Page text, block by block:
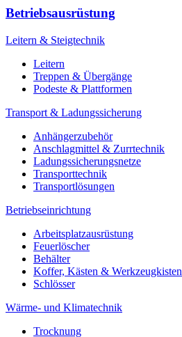
Betriebsausrüstung
Leitern & Steigtechnik
Leitern
Treppen & Übergänge
Podeste & Plattformen
Transport & Ladungssicherung
Anhängerzubehör
Anschlagmittel & Zurrtechnik
Ladungssicherungsnetze
Transporttechnik
Transportlösungen
Betriebseinrichtung
Arbeitsplatzausrüstung
Feuerlöscher
Behälter
Koffer, Kästen & Werkzeugkisten
Schlösser
Wärme- und Klimatechnik
Trocknung